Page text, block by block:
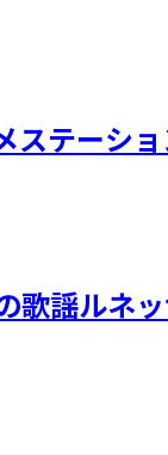
テーシ
歌謡ルネ